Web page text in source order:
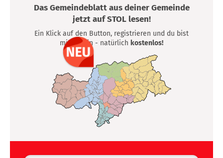
Das Gemeindeblatt aus deiner Gemeinde
jetzt auf STOL lesen!
Ein Klick auf den Button, registrieren und du bist
mittendrin - natürlich kostenlos!